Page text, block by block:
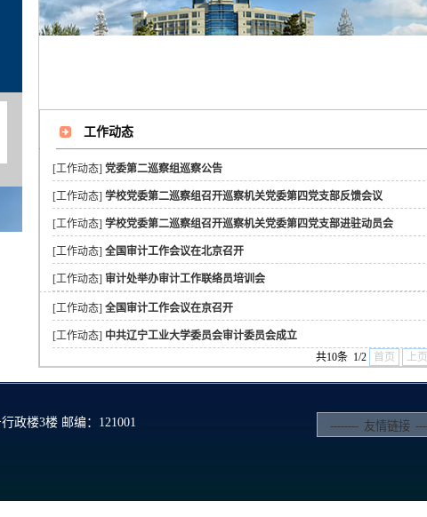
工作动态
[工作动态] 党委第二巡察组巡察公告
[工作动态] 学校党委第二巡察组召开巡察机关党委第四党支部反馈会议
[工作动态] 学校党委第二巡察组召开巡察机关党委第四党支部进驻动员会
[工作动态] 全国审计工作会议在北京召开
[工作动态] 审计处举办审计工作联络员培训会
[工作动态] 全国审计工作会议在京召开
[工作动态] 中共辽宁工业大学委员会审计委员会成立
共10条 1/2
首页 上页
政楼3楼 邮编：121001